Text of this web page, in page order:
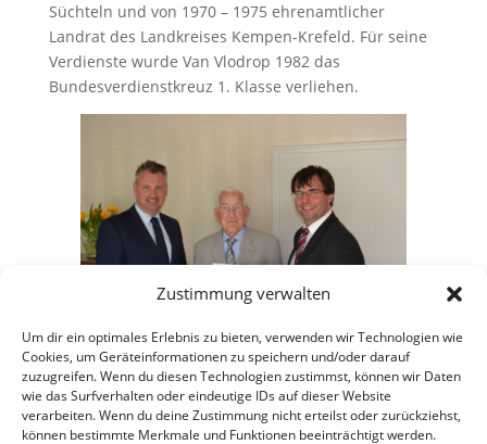
Zustimmung verwalten
Um dir ein optimales Erlebnis zu bieten, verwenden wir Technologien wie
Cookies, um Geräteinformationen zu speichern und/oder darauf
zuzugreifen. Wenn du diesen Technologien zustimmst, können wir Daten
wie das Surfverhalten oder eindeutige IDs auf dieser Website
verarbeiten. Wenn du deine Zustimmung nicht erteilst oder zurückziehst,
können bestimmte Merkmale und Funktionen beeinträchtigt werden.
Süchteln und von 1970 – 1975 ehrenamtlicher
Landrat des Landkreises Kempen-Krefeld. Für seine
Verdienste wurde Van Vlodrop 1982 das
Bundesverdienstkreuz 1. Klasse verliehen.